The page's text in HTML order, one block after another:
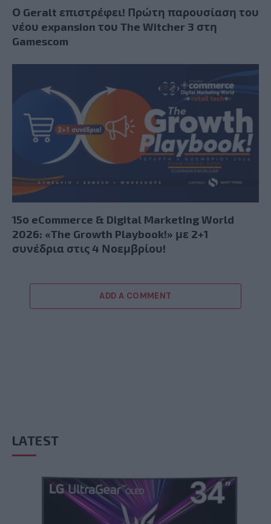
Ο Geralt επιστρέφει! Πρώτη παρουσίαση του
νέου expansion του The Witcher 3 στη
Gamescom
15ο eCommerce & Digital Marketing World
2026: «The Growth Playbook!» με 2+1
συνέδρια στις 4 Νοεμβρίου!
ADD A COMMENT
LATEST